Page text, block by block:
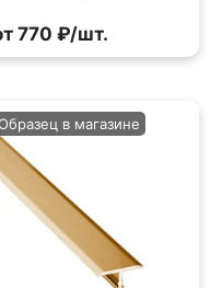
770 ₽/шт.
в магазине